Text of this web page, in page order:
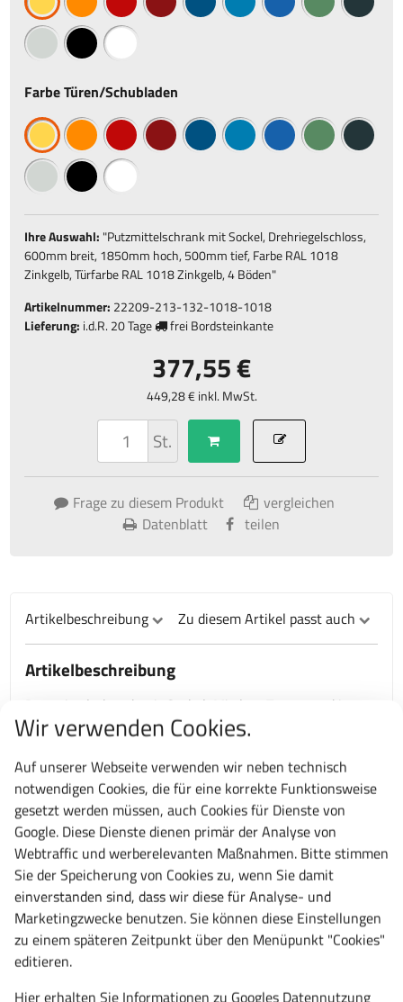
Farbe Türen/Schubladen
Ihre Auswahl: "Putzmittelschrank mit Sockel, Drehriegelschloss,
600mm breit, 1850mm hoch, 500mm tief, Farbe RAL 1018
Zinkgelb, Türfarbe RAL 1018 Zinkgelb, 4 Böden"
Artikelnummer: 22209-213-132-1018-1018
Lieferung: i.d.R. 20 Tage frei Bordsteinkante
377,55 €
449,28 € inkl. MwSt.
St.
Frage zu diesem Produkt
vergleichen
Datenblatt
teilen
Artikelbeschreibung Zu diesem Artikel passt auch
Artikelbeschreibung
Putzmittelschrank
mit Sockel; Mittlere Trennwand ist
unten um 375 mm verkürzt; Links 4 feste Böden; Rechts
Schiebehaken; Türen einschlagend, mit
Verstärkungstaschen, Handtuchhaken und
Lüftungsschlitzen, gemeinsam verschließbar; wahlweise
mitZylinderschlossoder Drehriegel; Rechte Tür
zusätzlich mit Etikettenrahmen. Entwickelt und
produziert ausschließlich "Made in Germany", -10 Jahre
Garantie -TÜV Rheinland zertifiziert. Weitere
Farbkombinationen auf Anfrage möglich.
Technische Daten
Wir verwenden Cookies.
Auf unserer Webseite verwenden wir neben technisch
notwendigen Cookies, die für eine korrekte Funktionsweise
gesetzt werden müssen, auch Cookies für Dienste von
Google. Diese Dienste dienen primär der Analyse von
Webtraffic und werberelevanten Maßnahmen. Bitte stimmen
Sie der Speicherung von Cookies zu, wenn Sie damit
einverstanden sind, dass wir diese für Analyse- und
Marketingzwecke benutzen. Sie können diese Einstellungen
zu einem späteren Zeitpunkt über den Menüpunkt "Cookies"
editieren.
Hier erhalten Sie Informationen zu Googles Datennutzung